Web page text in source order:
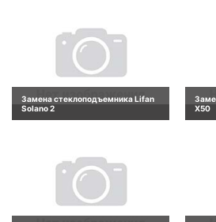
Замена стеклоподъемника Lifan
Solano 2
X50